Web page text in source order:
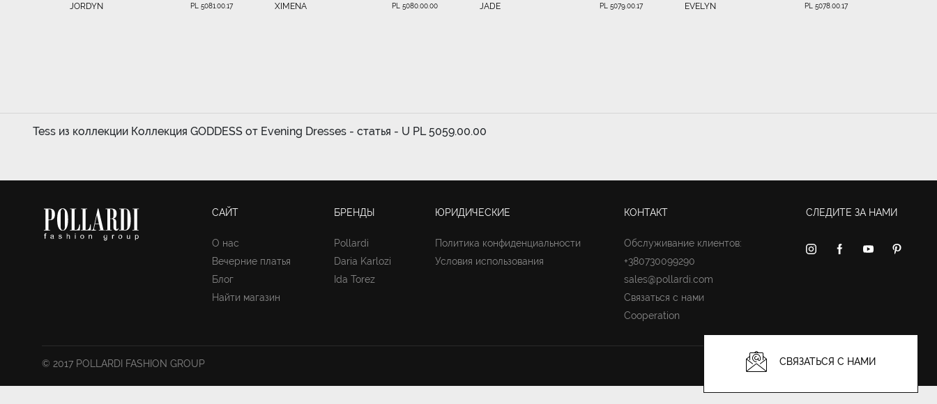
JORDYN PL 5081.00.17 XIMENA PL 5080.00.00 JADE PL 5079.00.17 EVELYN PL 5078.00.17
Tess из коллекции Коллекция GODDESS от Evening Dresses - статья - U PL 5059.00.00
САЙТ
О нас
Вечерние платья
Блог
Найти магазин
БРЕНДЫ
Pollardi
Daria Karlozi
Ida Torez
ЮРИДИЧЕСКИЕ
Политика конфиденциальности
Условия использования
КОНТАКТ
Обслуживание клиентов:
+380730099290
sales@pollardi.com
Связаться с нами
Cooperation
СЛЕДИТЕ ЗА НАМИ
© 2017 POLLARDI FASHION GROUP СВЯЗАТЬСЯ С НАМИ